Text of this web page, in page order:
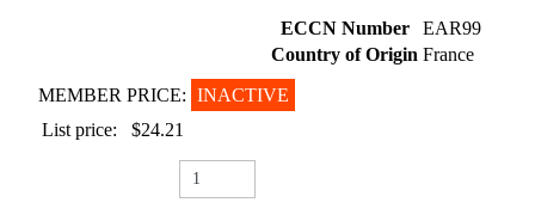
ECCN Number
EAR99
Country of Origin France
MEMBER PRICE: INACTIVE
List price:
$24.21